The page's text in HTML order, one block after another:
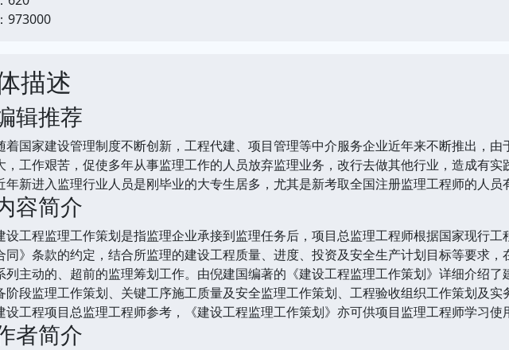
973000
描述
辑推荐
着国家建设管理制度不断创新，工程代建、项目管理等中介服务企业近年来不断推出，由
，工作艰苦，促使多年从事监理工作的人员放弃监理业务，改行去做其他行业，造成有实
年新进入监理行业人员是刚毕业的大专生居多，尤其是新考取全国注册监理工程师的人员
容简介
设工程监理工作策划是指监理企业承接到监理任务后，项目总监理工程师根据国家现行
同》条款的约定，结合所监理的建设工程质量、进度、投资及安全生产计划目标等要求
列主动的、超前的监理筹划工作。由倪建国编著的《建设工程监理工作策划》详细介绍
阶段监理工作策划、关键工序施工质量及安全监理工作策划、工程验收组织工作策划及
设工程项目总监理工程师参考，《建设工程监理工作策划》亦可供项目监理工程师学习使
者简介